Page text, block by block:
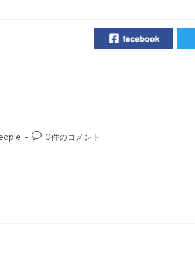
投
0件のコメント